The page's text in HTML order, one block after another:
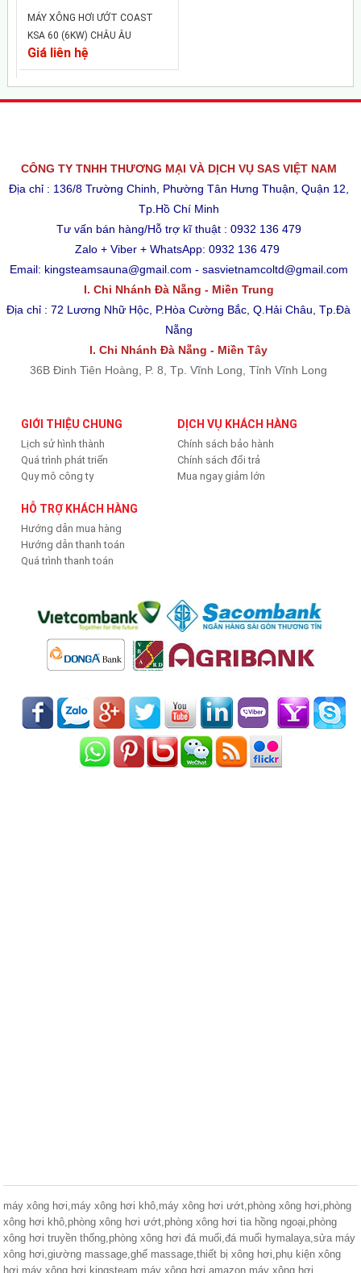
MÁY XÔNG HƠI ƯỚT COAST
KSA 60 (6KW) CHÂU ÂU
Giá liên hệ
CÔNG TY TNHH THƯƠNG MẠI VÀ DỊCH VỤ SAS VIỆT NAM
Địa chỉ : 136/8 Trường Chinh, Phường Tân Hưng Thuận, Quận 12,
Tp.Hồ Chí Minh
Tư vấn bán hàng/Hỗ trợ kĩ thuật : 0932 136 479
Zalo + Viber + WhatsApp: 0932 136 479
Email: kingsteamsauna@gmail.com - sasvietnamcoltd@gmail.com
I. Chi Nhánh Đà Nẵng - Miền Trung
Địa chỉ : 72 Lương Nhữ Hộc, P.Hòa Cường Bắc, Q.Hải Châu, Tp.Đà
Nẵng
I. Chi Nhánh Đà Nẵng - Miền Tây
36B Đinh Tiên Hoàng, P. 8, Tp. Vĩnh Long, Tỉnh Vĩnh Long
GIỚI THIỆU CHUNG
Lịch sử hình thành
Quá trình phát triển
Quy mô công ty
DỊCH VỤ KHÁCH HÀNG
Chính sách bảo hành
Chính sách đổi trả
Mua ngay giảm lớn
HỖ TRỢ KHÁCH HÀNG
Hướng dẫn mua hàng
Hướng dẫn thanh toán
Quá trình thanh toán
máy xông hơi,máy xông hơi khô,máy xông hơi ướt,phòng xông hơi,phòng
xông hơi khô,phòng xông hơi ướt,phòng xông hơi tia hồng ngoại,phòng
xông hơi truyền thống,phòng xông hơi đá muối,đá muối hymalaya,sửa máy
xông hơi,giường massage,ghế massage,thiết bị xông hơi,phụ kiện xông
hơi,máy xông hơi kingsteam,máy xông hơi amazon,máy xông hơi